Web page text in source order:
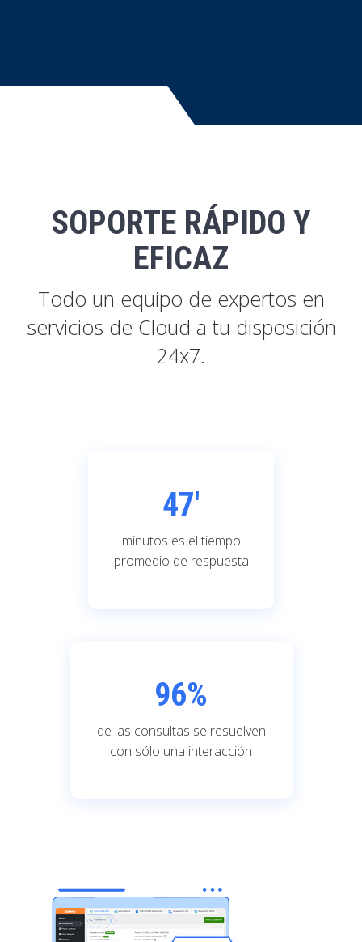
SOPORTE RÁPIDO Y
EFICAZ
Todo un equipo de expertos en
servicios de Cloud a tu disposición
24x7.
47'
minutos es el tiempo
promedio de respuesta
96%
de las consultas se resuelven
con sólo una interacción